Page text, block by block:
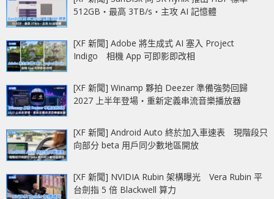
512GB‧最高 3TB/s‧主攻 AI 記憶體
[XF 新聞] Adobe 將生成式 AI 塞入 Project
Indigo 相機 App 可即影即改相
[XF 新聞] Winamp 夥拍 Deezer 準備強勢回歸
2027 上半年登場‧重新定義串流音樂播放器
[XF 新聞] Android Auto 終於加入車速表 現階段只
向部分 beta 用戶同少數地區開放
[XF 新聞] NVIDIA Rubin 架構曝光 Vera Rubin 平
台劍指 5 倍 Blackwell 算力